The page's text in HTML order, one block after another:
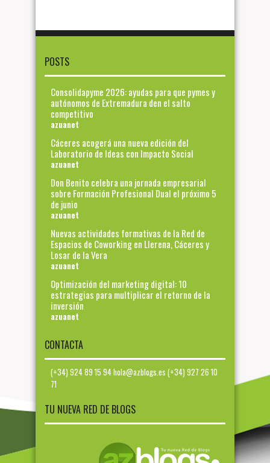
POSTS
Consolidapyme 2026: ayudas para que pymes y
autónomos de Extremadura den el salto
competitivo
azuanet
Cáceres acogerá una nueva edición del
Laboratorio de Ideas con Impacto Social
azuanet
Don Benito celebra una jornada empresarial
sobre Formación Profesional Dual el próximo 5
de junio
azuanet
Nuevas actividades formativas de la Red de
Espacios de Coworking en Llerena, Cáceres y
Losar de la Vera
azuanet
Optimización del marketing digital: 10
estrategias para multiplicar el retorno de la
inversión
azuanet
CONTACTA
(+34) 924 89 15 94 hola@azblogs.es (+34) 927 26 10
71
TU NUEVA RED DE BLOGS